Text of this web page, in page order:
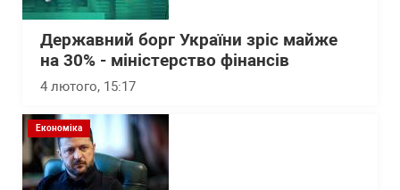
Державний борг України зріс майже
на 30% - міністерство фінансів
4 лютого, 15:17
Економіка